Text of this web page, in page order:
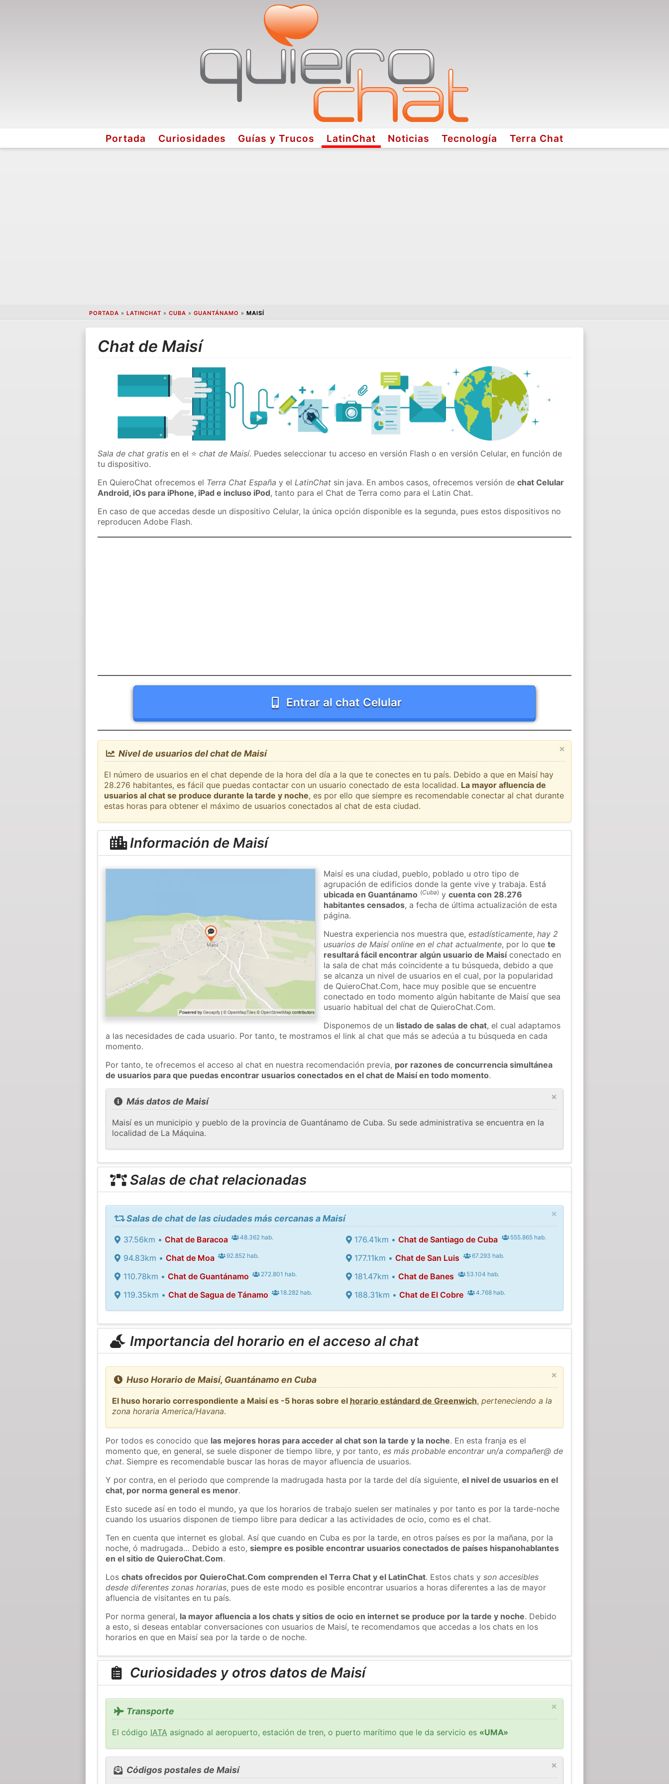
Portada Curiosidades Guías y Trucos LatinChat Noticias Tecnología Terra Chat
PORTADA » LATINCHAT » CUBA » GUANTÁNAMO » MAISÍ
Chat de Maisí
Sala de chat gratis en el ⭐chat de Maisí. Puedes seleccionar tu acceso en versión Flash o en versión Celular, en función de
tu dispositivo.
En QuieroChat ofrecemos el Terra Chat España y elLatinChat sin java. En ambos casos, ofrecemos versión dechat Celular
Android, iOs para iPhone, iPad e incluso iPod, tanto para el Chat de Terra como para el Latin Chat.
En caso de que accedas desde un dispositivo Celular, la única opción disponible es la segunda, pues estos dispositivos no
reproducen Adobe Flash.
Entrar al chat Celular
×
Nivel de usuarios del chat de Maisí
El número de usuarios en el chat depende de la hora del día a la que te conectes en tu país. Debido a que en Maisí hay
28.276 habitantes, es fácil que puedas contactar con un usuario conectado de esta localidad. La mayor afluencia de
usuarios al chat se produce durante la tarde y noche, es por ello que siempre es recomendable conectar al chat durante
estas horas para obtener el máximo de usuarios conectados al chat de esta ciudad.
Información de Maisí
Maisí es una ciudad, pueblo, poblado u otro tipo de
agrupación de edificios donde la gente vive y trabaja. Está
ubicada en Guantánamo (Cuba) ycuenta con 28.276
habitantes censados, a fecha de última actualización de esta
página.
Nuestra experiencia nos muestra que,estadísticamente,hay 2
usuarios de Maisí online en el chat actualmente, por lo quete
resultará fácil encontrar algún usuario de Maisíconectado en
la sala de chat más coincidente a tu búsqueda, debido a que
se alcanza un nivel de usuarios en el cual, por la popularidad
de QuieroChat.Com, hace muy posible que se encuentre
conectado en todo momento algún habitante de Maisí que sea
usuario habitual del chat de QuieroChat.Com.
Disponemos de un listado de salas de chat, el cual adaptamos
a las necesidades de cada usuario. Por tanto, te mostramos el link al chat que más se adecúa a tu búsqueda en cada
momento.
Por tanto, te ofrecemos el acceso al chat en nuestra recomendación previa, por razones de concurrencia simultánea
de usuarios para que puedas encontrar usuarios conectados en el chat de Maisí en todo momento.
×
Más datos de Maisí
Maisí es un municipio y pueblo de la provincia de Guantánamo de Cuba. Su sede administrativa se encuentra en la
localidad de La Máquina.
Salas de chat relacionadas
×
Salas de chat de las ciudades más cercanas a Maisí
37.56km • Chat de Baracoa 48.362 hab.
94.83km • Chat de Moa 92.852 hab.
110.78km • Chat de Guantánamo 272.801 hab.
119.35km • Chat de Sagua de Tánamo 18.282 hab.
176.41km •Chat de Santiago de Cuba 555.865 hab.
177.11km •Chat de San Luis 67.293 hab.
181.47km •Chat de Banes 53.104 hab.
188.31km •Chat de El Cobre 4.768 hab.
Importancia del horario en el acceso al chat
×
Huso Horario de Maisí, Guantánamo en Cuba
El huso horario correspondiente a Maisí es -5 horas sobre el horario estándard de Greenwich,perteneciendo a la
zona horaria America/Havana.
Por todos es conocido que las mejores horas para acceder al chat son la tarde y la noche. En esta franja es el
momento que, en general, se suele disponer de tiempo libre, y por tanto,es más probable encontrar un/a compañer@ de
chat. Siempre es recomendable buscar las horas de mayor afluencia de usuarios.
Y por contra, en el periodo que comprende la madrugada hasta por la tarde del día siguiente,el nivel de usuarios en el
chat, por norma general es menor.
Esto sucede así en todo el mundo, ya que los horarios de trabajo suelen ser matinales y por tanto es por la tarde-noche
cuando los usuarios disponen de tiempo libre para dedicar a las actividades de ocio, como es el chat.
Ten en cuenta que internet es global. Así que cuando en Cuba es por la tarde, en otros países es por la mañana, por la
noche, ó madrugada… Debido a esto,siempre es posible encontrar usuarios conectados de países hispanohablantes
en el sitio de QuieroChat.Com.
Loschats ofrecidos por QuieroChat.Com comprenden el Terra Chat y el LatinChat. Estos chats yson accesibles
desde diferentes zonas horarias, pues de este modo es posible encontrar usuarios a horas diferentes a las de mayor
afluencia de visitantes en tu país.
Por norma general, la mayor afluencia a los chats y sitios de ocio en internet se produce por la tarde y noche. Debido
a esto, si deseas entablar conversaciones con usuarios de Maisí, te recomendamos que accedas a los chats en los
horarios en que en Maisí sea por la tarde o de noche.
Curiosidades y otros datos de Maisí
×
Transporte
El código IATA asignado al aeropuerto, estación de tren, o puerto marítimo que le da servicio es «UMA»
×
Códigos postales de Maisí